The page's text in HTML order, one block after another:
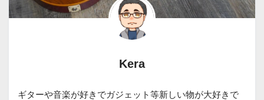
Kera
ギターや音楽が好きでガジェット等新しい物が大好きで